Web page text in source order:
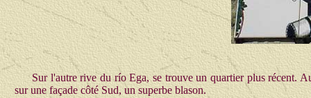
Sur l'autre rive du río Ega, se trouve un quartier plus récent.
sur une façade côté Sud, un superbe blason.